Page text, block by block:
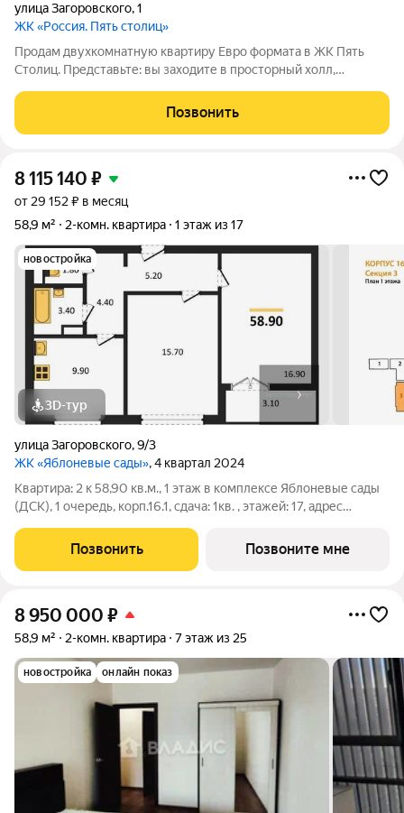
улица Загоровского,1
ЖК «Россия. Пять столиц»
Продам двухкомнатную квартиру Евро формата в ЖК Пять
Столиц. Представьте: вы заходите в просторный холл,
Здесь уже есть кухонный гарнитур. Можно поставить большой
диван, посадить гостей, устроить
Позвонить
8 115 140 ₽
от 29 152 ₽ в месяц
58,9 м²
2-комн. квартира 1 этаж из 17
новостройка
3D-тур
улица Загоровского,9/3
ЖК «Яблоневые сады», 4 квартал 2024
Квартира: 2 к 58,90 кв.м., 1 этаж в комплексе Яблоневые сады
(ДСК), 1 очередь, корп.16.1, сдача: 1кв. , этажей: 17, адрес
Позвонить Позвоните мне
8 950 000 ₽
58,9 м² 2-комн. квартира 7 этаж из 25
новостройка онлайн показ